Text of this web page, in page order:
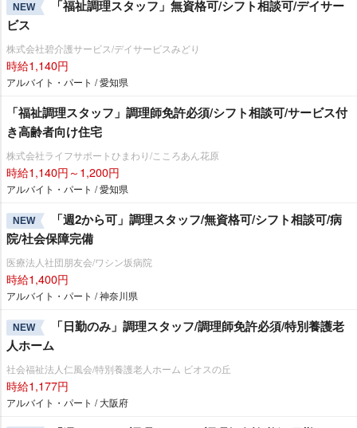
NEW
「福祉調理スタッフ」無資格可/シフト相談可/デイサー
ビス
株式会社碧介護サービス/デイサービスみどり
時給1,140円
アルバイト・パート / 愛知県
「福祉調理スタッフ」調理師免許必須/シフト相談可/サービス付
き高齢者向け住宅
株式会社ライフサポートひまわり/こころあん花原
時給1,140円～1,200円
アルバイト・パート / 愛知県
NEW
「週2から可」調理スタッフ/無資格可/シフト相談可/病
院/社会保障完備
医療法人社団朋友会/ワシン坂病院
時給1,400円
アルバイト・パート / 神奈川県
NEW
「日勤のみ」調理スタッフ/調理師免許必須/特別養護老
人ホーム
社会福祉法人仁風会/特別養護老人ホーム ビオスの丘
時給1,177円
アルバイト・パート / 大阪府